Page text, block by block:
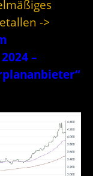
->
–